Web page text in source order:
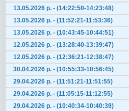
13.05.2026 р. - (14:22:50-14:23:48)
13.05.2026 р. - (11:52:21-11:53:36)
13.05.2026 р. - (10:43:45-10:44:51)
12.05.2026 р. - (13:28:40-13:39:47)
12.05.2026 р. - (12:36:21-12:38:47)
30.04.2026 р. - (10:55:33-10:56:45)
29.04.2026 р. - (11:51:21-11:51:55)
29.04.2026 р. - (11:05:15-11:12:55)
29.04.2026 р. - (10:40:34-10:40:39)